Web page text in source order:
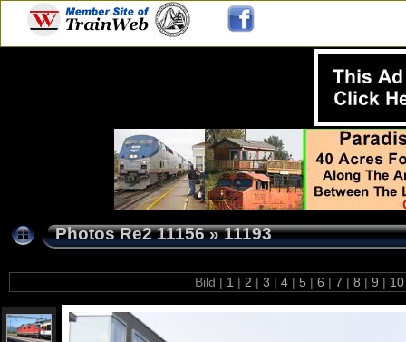
Photos Re2 11156»11193
Bild | 1 | 2 | 3 | 4 | 5 | 6 | 7 | 8 | 9 |